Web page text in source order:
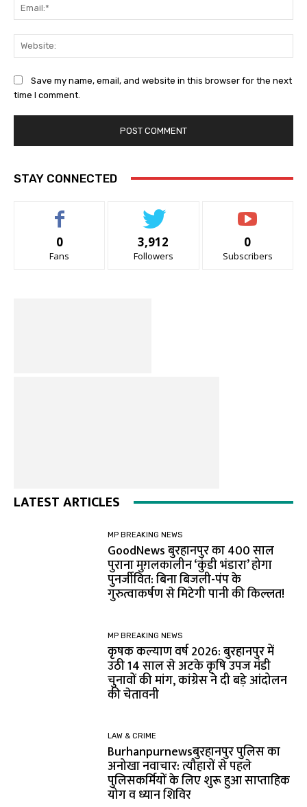
Save my name, email, and website in this browser for the next
time I comment.
STAY CONNECTED
0
Fans
3,912
Followers
0
Subscribers
LATEST ARTICLES
MP BREAKING NEWS
GoodNews बुरहानपुर का 400 साल
पुराना मुग़लकालीन ‘कुंडी भंडारा’ होगा
पुनर्जीवित: बिना बिजली-पंप के
गुरुत्वाकर्षण से मिटेगी पानी की किल्लत!
MP BREAKING NEWS
कृषक कल्याण वर्ष 2026: बुरहानपुर में
उठी 14 साल से अटके कृषि उपज मंडी
चुनावों की मांग, कांग्रेस ने दी बड़े आंदोलन
की चेतावनी
LAW & CRIME
Burhanpurnewsबुरहानपुर पुलिस का
अनोखा नवाचार: त्यौहारों से पहले
पुलिसकर्मियों के लिए शुरू हुआ साप्ताहिक
योग व ध्यान शिविर